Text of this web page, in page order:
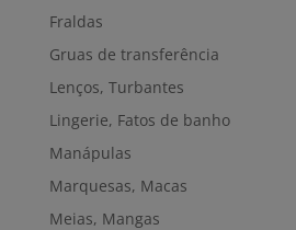
Fraldas
Gruas de transferência
Lenços, Turbantes
Lingerie, Fatos de banho
Manápulas
Marquesas, Macas
Meias, Mangas